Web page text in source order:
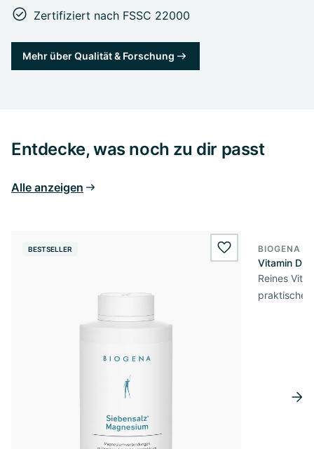
Zertifiziert nach FSSC 22000
Mehr über Qualität & Forschung
Entdecke, was noch zu dir passt
Alle anzeigen
BESTSELLER wishlist.add
BIOGENA
Vitamin D3
Reines
praktischer